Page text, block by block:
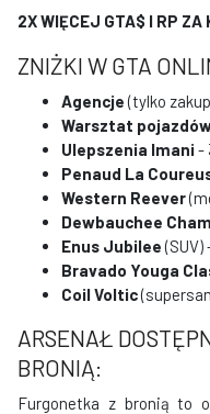
2X WIĘCEJ GTA$ I RP ZA
ZNIŻKI W GTA
Agencje(tylko
Warsztat
Ulepszenia Imani-
Penaud La
Western Reever
Dewbauchee
Enus Jubilee
Bravado Youga
Coil Voltic
ARSENAŁ
BRONIĄ:
Furgonetka z bronią to